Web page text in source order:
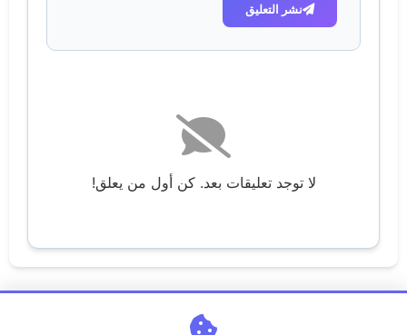
نشر التعليق
لا توجد تعليقات بعد. كن أول من يعلق!